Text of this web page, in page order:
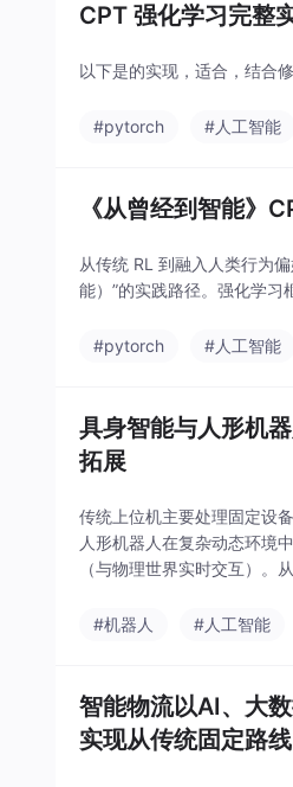
CPT 强化学习完整
以下是的实现，适合，结合
#pytorch #人工智能
《从曾经到智能》
从传统 RL 到融入人类行为
能）”的实践路径。强化学习
#pytorch #人工智能
具身智能与人形机
拓展
传统上位机主要处理固定设
人形机器人在复杂动态环境
（与物理世界实时交互）
#机器人 #人工智能
智能物流以AI、大
实现从传统固定路